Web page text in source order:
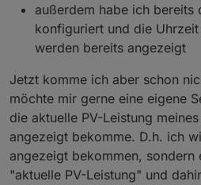
außerdem habe ich bereits
konfiguriert und die
werden bereits angezeigt
Jetzt komme ich aber schon
möchte mir gerne eine eigene
die aktuelle PV-Leistung
angezeigt bekomme. D.h. ich
angezeigt bekommen, sondern
"aktuelle PV-Leistung" und